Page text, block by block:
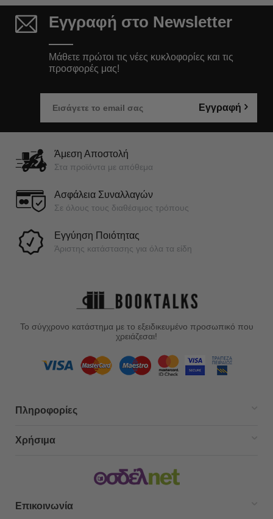
Εγγραφή στο Newsletter
Μάθετε πρώτοι τις νέες κυκλοφορίες και τις
προσφορές μας!
Εγγραφή
Άμεση Αποστολή
Στα προϊόντα με απόθεμα
Ασφάλεια Συναλλαγών
Σε όλους τους διαθέσιμος τρόπους
Εγγύηση Ποιότητας
Άριστης κατάστασης για όλα τα είδη
Το σύγχρονο κατάστημα με το εξειδικευμένο προσωπικό που
χρειάζεσαι!
Πληροφορίες
Χρήσιμα
Επικοινωνία